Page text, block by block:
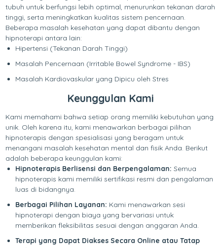
tubuh untuk berfungsi lebih optimal, menurunkan tekanan darah
tinggi, serta meningkatkan kualitas sistem pencernaan.
Beberapa masalah kesehatan yang dapat dibantu dengan
hipnoterapi antara lain:
Hipertensi (Tekanan Darah Tinggi)
Masalah Pencernaan (Irritable Bowel Syndrome - IBS)
Masalah Kardiovaskular yang Dipicu oleh Stres
Keunggulan Kami
Kami memahami bahwa setiap orang memiliki kebutuhan yang
unik. Oleh karena itu, kami menawarkan berbagai pilihan
hipnoterapis dengan spesialisasi yang beragam untuk
menangani masalah kesehatan mental dan fisik Anda. Berikut
adalah beberapa keunggulan kami:
Hipnoterapis Berlisensi dan Berpengalaman: Semua
hipnoterapis kami memiliki sertifikasi resmi dan pengalaman
luas di bidangnya.
Berbagai Pilihan Layanan: Kami menawarkan sesi
hipnoterapi dengan biaya yang bervariasi untuk
memberikan fleksibilitas sesuai dengan anggaran Anda.
Terapi yang Dapat Diakses Secara Online atau Tatap